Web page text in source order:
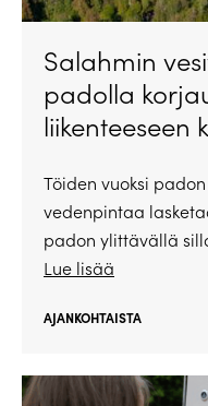
Salahmin
padolla
liikenteeseen
Töiden vuoksi
vedenpintaa
padon ylittävällä
Lue lisää
AJANKOHTAISTA